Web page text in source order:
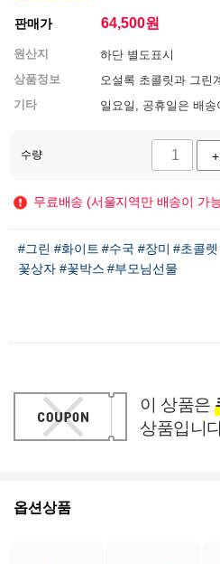
판매가 64,500원
원산지
하단 별도표시
상품정보
오설록 초콜릿과 그린
기타
일요일, 공휴일은 배송
수량
무료배송 (서울지역만 배송이 가
#그린 #화이트 #수국 #장미 #초콜렛
꽃상자 #꽃박스 #부모님선물
이 상품은
상품입니
옵션상품